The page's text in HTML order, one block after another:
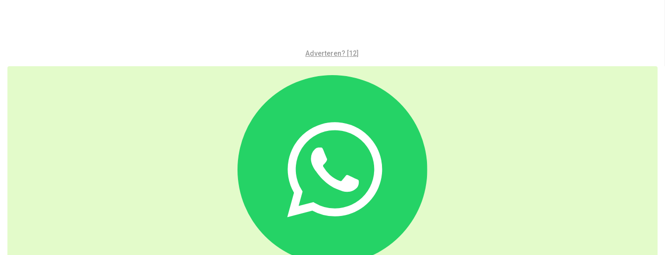
Adverteren? [12]